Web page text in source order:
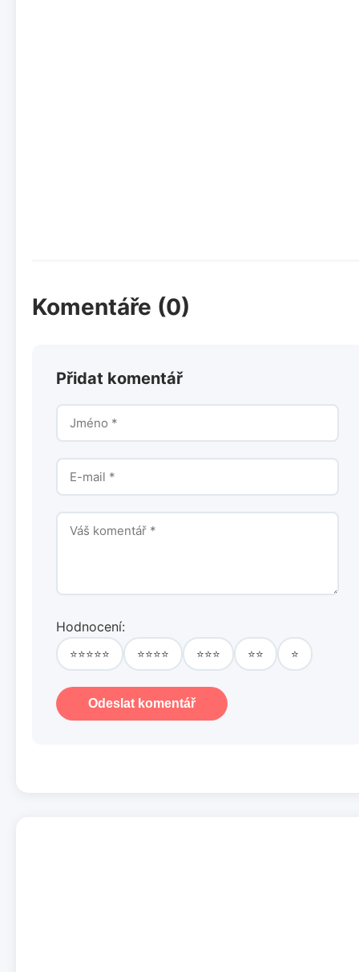
Komentáře (0)
Přidat komentář
Hodnocení:
⭐⭐⭐⭐⭐ ⭐⭐⭐⭐ ⭐⭐⭐ ⭐⭐ ⭐
Odeslat komentář